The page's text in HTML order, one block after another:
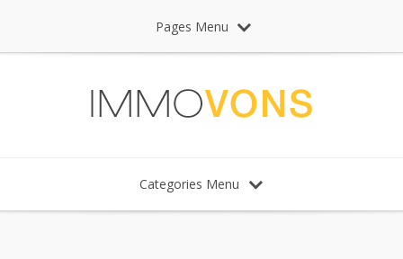
Pages Menu
Categories Menu